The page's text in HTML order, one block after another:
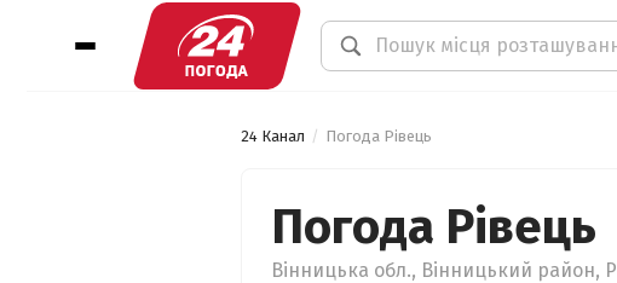
24 Канал Погода Рівець
Погода Рівець
Вінницька обл., Вінницький район,